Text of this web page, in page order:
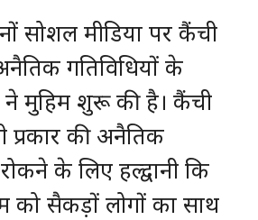
सोशल मीडिया पर कैंची
गतिविधियों के
मुहिम शुरू की है। कैंची
प्रकार की अनैतिक
के लिए हल्द्वानी कि
को सैकड़ों लोगों का साथ